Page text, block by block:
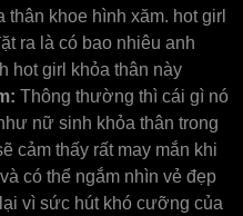
thân khoe hình xăm. hot girl
ra là có bao nhiêu anh
hot girl khỏa thân này
Thông thường thì cái gì nó
nữ sinh khỏa thân trong
cảm thấy rất may mắn khi
có thể ngắm nhìn vẻ đẹp
vì sức hút khó cưỡng của